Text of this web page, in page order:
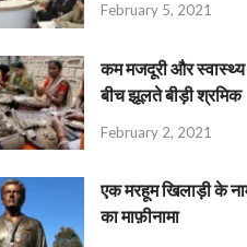
February 5, 2021
कम मजदूरी और
बीच झूलते बीड़ी श्रमिक
February 2, 2021
एक मरहूम खिलाड़ी के
का माफ़ीनामा